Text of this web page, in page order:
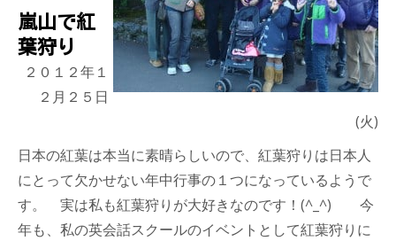
嵐山で紅
葉狩り
２０１２年１
２月２５日
(火)
日本の紅葉は本当に素晴らしいので、 紅葉狩りは日本人
にとって欠かせない年中行事の１つになっているようで
す。 実は私も紅葉狩りが大好きなのです！(^_^) 今
年も、私の英会話スクールのイベントとして紅葉狩りに